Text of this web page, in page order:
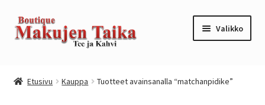
Siirry
navigointiin
Siirry
sisältöön
Valikko
Etusivu Kauppa Tuotteet avainsanalla “matchanpidike”